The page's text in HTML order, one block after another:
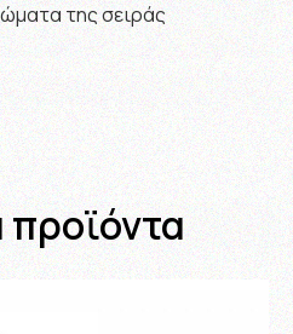
της σειράς
προϊόντα